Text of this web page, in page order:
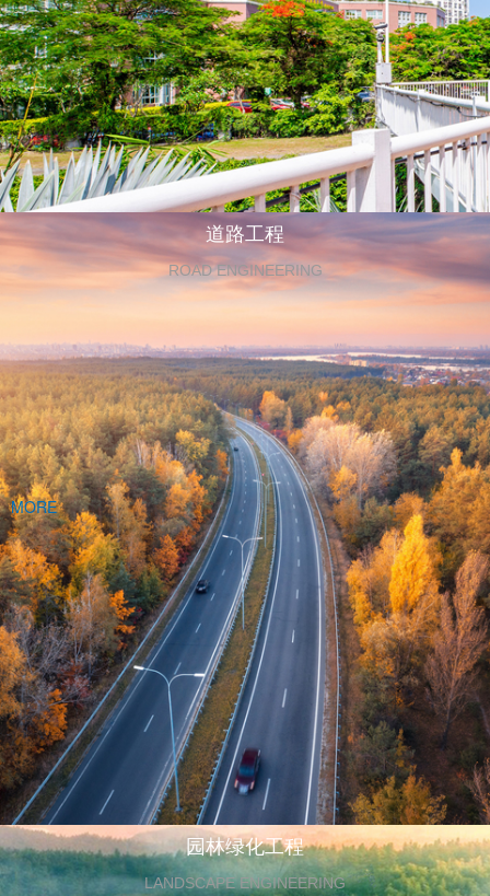
道路工程
ROAD ENGINEERING
MORE
园林绿化工程
LANDSCAPE ENGINEERING